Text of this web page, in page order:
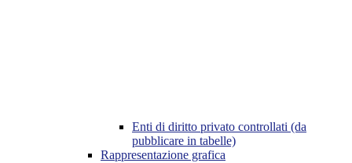
Enti di diritto privato controllati (da
pubblicare in tabelle)
Rappresentazione grafica